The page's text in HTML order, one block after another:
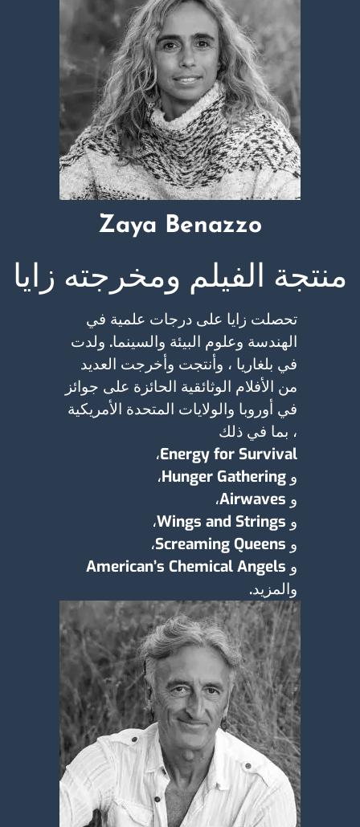
Zaya Benazzo
منتجة الفيلم ومخرجته زايا
تحصلت زايا على درجات علمية في
الهندسة وعلوم البيئة والسينما. ولدت
في بلغاريا ، وأنتجت وأخرجت العديد
من الأفلام الوثائقية الحائزة على جوائز
في أوروبا والولايات المتحدة الأمريكية
، بما في ذلك
Energy for Survival،
و Hunger Gathering،
و Airwaves،
و Wings and Strings،
و Screaming Queens،
و American’s Chemical Angels
والمزيد.